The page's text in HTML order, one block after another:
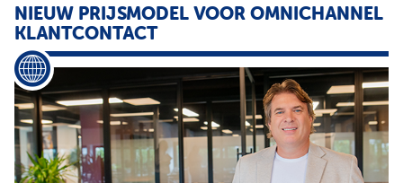
NIEUW PRIJSMODEL VOOR OMNICHANNEL
KLANTCONTACT